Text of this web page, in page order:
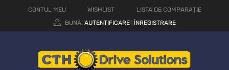
CONTUL MEU WISHLIST
LISTA DE COMPARAȚIE
BUNĂ. AUTENTIFICARE ÎNREGISTRARE